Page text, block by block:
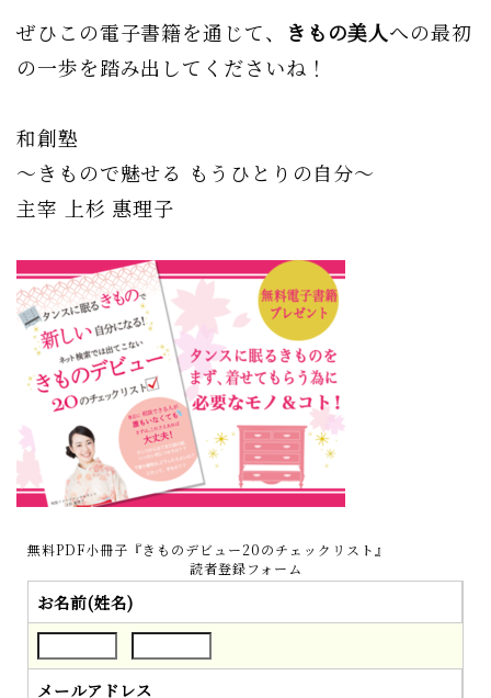
ぜひこの電子書籍を通じて、 きもの美人への最初
の一歩を踏み出してくださいね！
和創塾
〜きもので魅せる もうひとりの自分〜
主宰 上杉 惠理子
無料PDF小冊子『きものデビュー20のチェックリスト』
読者登録フォーム
お名前(姓名)
メールアドレス